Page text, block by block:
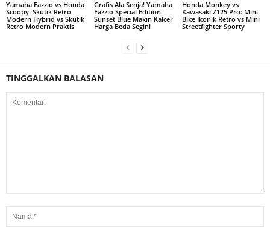
Yamaha Fazzio vs Honda
Scoopy: Skutik Retro
Modern Hybrid vs Skutik
Retro Modern Praktis
Grafis Ala Senja! Yamaha
Fazzio Special Edition
Sunset Blue Makin Kalcer
Harga Beda Segini
Honda Monkey vs
Kawasaki Z125 Pro: Mini
Bike Ikonik Retro vs Mini
Streetfighter Sporty
TINGGALKAN BALASAN